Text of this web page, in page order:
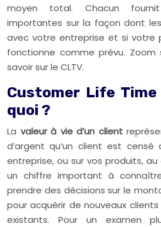
moyen total. Chacun
importantes sur la façon dont
avec votre entreprise et si votre
fonctionne comme prévu.
savoir sur le CLTV.
Customer Life Time
quoi ?
La valeur à vie d’un client
d’argent qu’un client est censé
entreprise, ou sur vos produits, au
un chiffre important à
prendre des décisions sur le
pour acquérir de nouveaux
existants. Pour un examen